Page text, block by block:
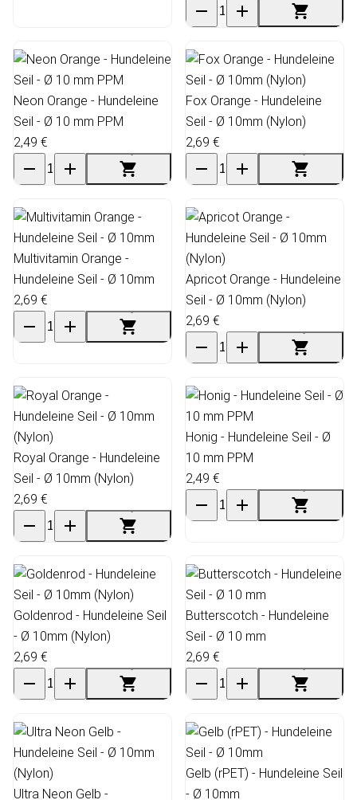
Neon Orange - Hundeleine
Seil - Ø 10 mm PPM
2,49 €
Fox Orange - Hundeleine
Seil - Ø 10mm (Nylon)
2,69 €
Multivitamin Orange -
Hundeleine Seil - Ø 10mm
2,69 €
Apricot Orange - Hundeleine
Seil - Ø 10mm (Nylon)
2,69 €
Royal Orange - Hundeleine
Seil - Ø 10mm (Nylon)
2,69 €
Honig - Hundeleine Seil - Ø
10 mm PPM
2,49 €
Goldenrod - Hundeleine Seil
- Ø 10mm (Nylon)
2,69 €
Butterscotch - Hundeleine
Seil - Ø 10 mm
2,69 €
Ultra Neon Gelb -
Gelb (rPET) - Hundeleine Seil
- Ø 10mm